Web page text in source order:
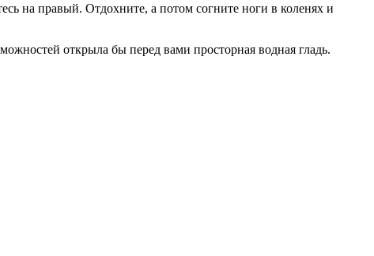
на правый. Отдохните, а потом согните ноги в коленях и
открыла бы перед вами просторная водная гладь.